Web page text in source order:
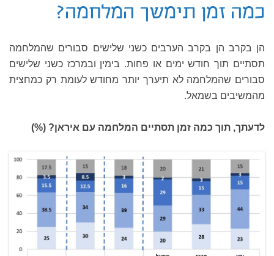
כמה זמן תימשך המלחמה?
הן בקרב הן בקרב הערבים כשני שלישים סבורים שהמלחמה
תסתיים תוך חודש ימים או פחות. בימין ובמרכז כשני שלישים
סבורים שהמלחמה לא תיערך יותר מחודש לעומת רק כמחצית
מהמשיבים בשמאל.
לדעתך, תוך כמה זמן תסתיים המלחמה עם איראן? (%)